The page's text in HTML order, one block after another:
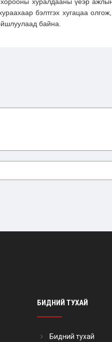
бэлтгэх хугацаа
байна.
БИДНИЙ ТУХАЙ
Бидний тухай